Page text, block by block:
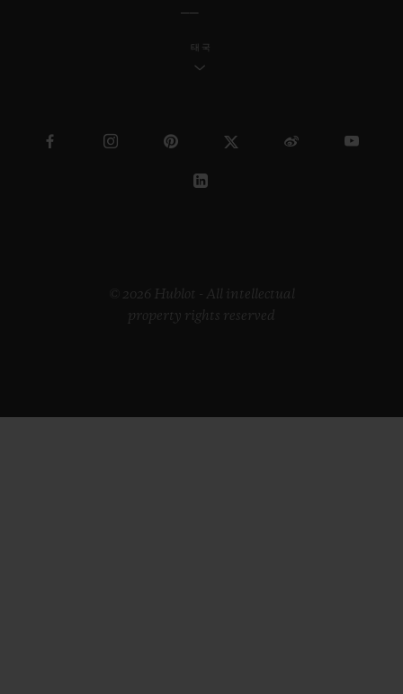
태국
© 2026 Hublot - All intellectual
property rights reserved